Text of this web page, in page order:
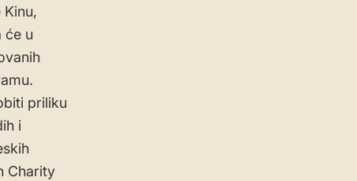
će u
priliku
i
Charity